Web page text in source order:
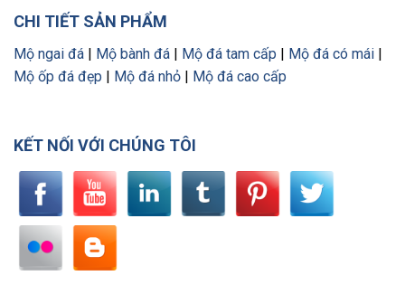
CHI TIẾT SẢN PHẨM
Mộ ngai đá | Mộ bành đá | Mộ đá tam cấp | Mộ đá có mái |
Mộ ốp đá đẹp | Mộ đá nhỏ | Mộ đá cao cấp
KẾT NỐI VỚI CHÚNG TÔI